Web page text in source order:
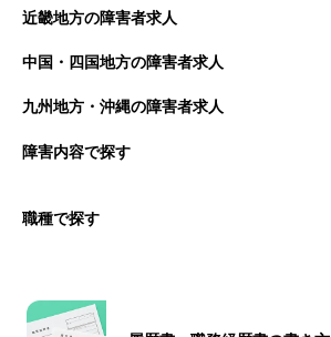
栃木県の障害者求人
福井県の障害者求人
長野県の障害者求人
岐阜県の障害者求人
静岡県の障害者求人
近畿地方の障害者求人
京都府の障害者求人
滋賀県の障害者求人
和歌山県の障害者求人
中国・四国地方の障害者求人
島根県の障害者求人
広島県の障害者求人
香川県の障害者求人
九州地方・沖縄の障害者求人
佐賀県の障害者求人
大分県の障害者求人
障害内容で探す
上肢障害
平衡機能障害
職種で探す
営業職（BtoB）
事務職